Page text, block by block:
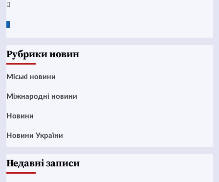
Twitter
Google
Рубрики новин
Mіські новини
Міжнародні новини
Новини
Новини України
Недавні записи